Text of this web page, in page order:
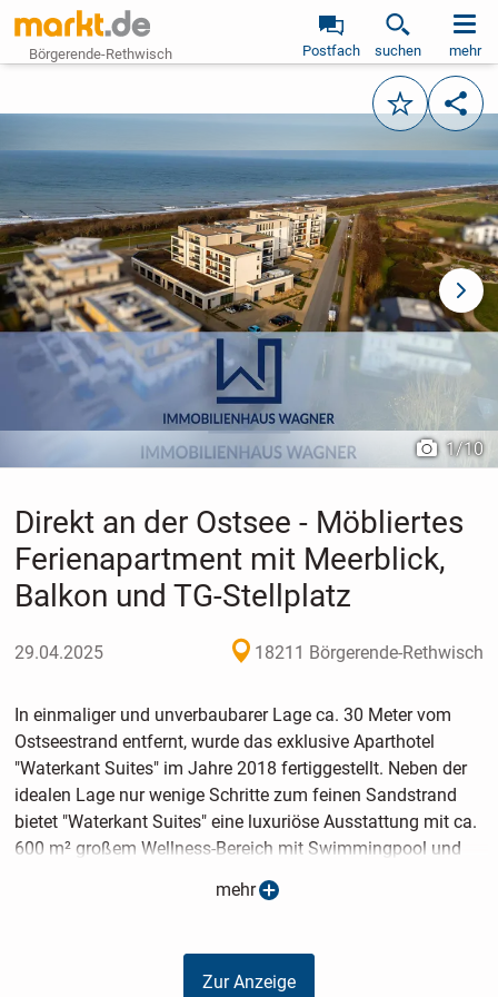
Börgerende-Rethwisch Postfach suchen mehr
Merken
vorheriges Bild
1/10
Direkt an der Ostsee - Möbliertes
Ferienapartment mit Meerblick,
Balkon und TG-Stellplatz
29.04.2025 18211 Börgerende-Rethwisch
In einmaliger und unverbaubarer Lage ca. 30 Meter vom
Ostseestrand entfernt, wurde das exklusive Aparthotel
"Waterkant Suites" im Jahre 2018 fertiggestellt. Neben der
idealen Lage nur wenige Schritte zum feinen Sandstrand
bietet "Waterkant Suites" eine luxuriöse Ausstattung mit ca.
600 m² großem Wellness-Bereich mit Swimmingpool und
Saunalandschaft, Inhouse-Gastronomie, Rezeption und
Tiefgarage. Darüber hinaus verfügt die Hotelanlage über
Fahrradabstellraum in der Tiefgarage. Das hier zum
Verkauf stehende 2-Zimmer-Ferienapartment (Suite 2.42)
mehr
Zur Anzeige